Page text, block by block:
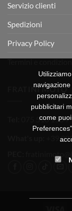
Servizio clienti
Spedizioni
Privacy Policy
FRATINI MOTO
075 518 1504
+39
pubblicitari
come